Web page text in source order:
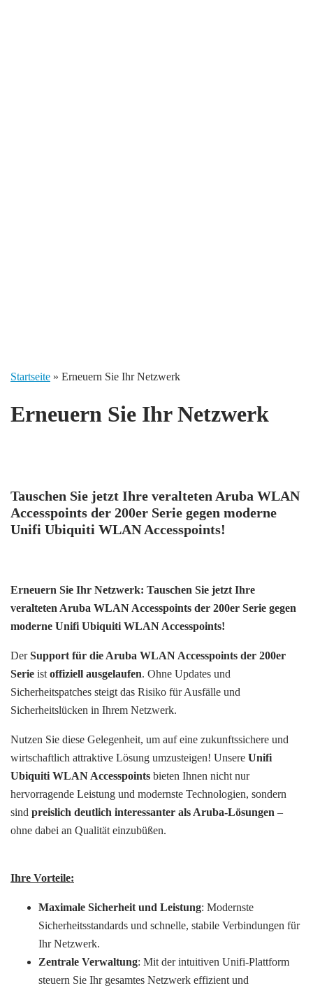
Startseite » Erneuern Sie Ihr Netzwerk
Erneuern Sie Ihr Netzwerk
Tauschen Sie jetzt Ihre veralteten Aruba WLAN
Accesspoints der 200er Serie gegen moderne
Unifi Ubiquiti WLAN Accesspoints!
Erneuern Sie Ihr Netzwerk: Tauschen Sie jetzt Ihre
veralteten Aruba WLAN Accesspoints der 200er Serie gegen
moderne Unifi Ubiquiti WLAN Accesspoints!
DerSupport für die Aruba WLAN Accesspoints der 200er
Serie istoffiziell ausgelaufen. Ohne Updates und
Sicherheitspatches steigt das Risiko für Ausfälle und
Sicherheitslücken in Ihrem Netzwerk.
Nutzen Sie diese Gelegenheit, um auf eine zukunftssichere und
wirtschaftlich attraktive Lösung umzusteigen! Unsere Unifi
Ubiquiti WLAN Accesspoints bieten Ihnen nicht nur
hervorragende Leistung und modernste Technologien, sondern
sind preislich deutlich interessanter als Aruba-Lösungen –
ohne dabei an Qualität einzubüßen.
Ihre Vorteile:
Maximale Sicherheit und Leistung: Modernste
Sicherheitsstandards und schnelle, stabile Verbindungen für
Ihr Netzwerk.
Zentrale Verwaltung: Mit der intuitiven Unifi-Plattform
steuern Sie Ihr gesamtes Netzwerk effizient und